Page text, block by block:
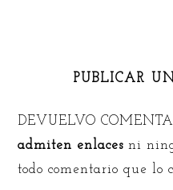
PUBLICAR
DEVUELVO
admiten enlaces ni
todo comentario que lo